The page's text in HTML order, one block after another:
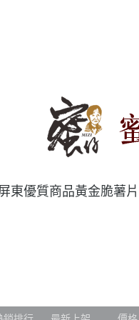
東優質商品黃金脆薯片